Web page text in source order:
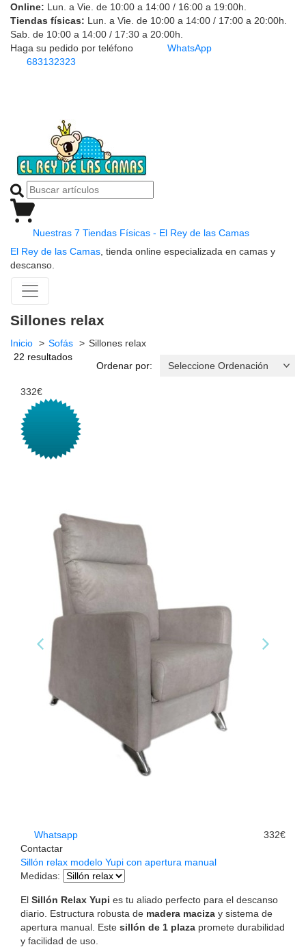
Online: Lun. a Vie. de 10:00 a 14:00 / 16:00 a 19:00h.
Tiendas físicas: Lun. a Vie. de 10:00 a 14:00 / 17:00 a 20:00h.
Sab. de 10:00 a 14:00 / 17:30 a 20:00h.
Haga su pedido por teléfono
683132323
WhatsApp
Nuestras 7 Tiendas Físicas - El Rey de las Camas
El Rey de las Camas , tienda online especializada en camas y
descanso.
Sillones relax
Inicio Sofás
Sillones relax
22 resultados
Ordenar por:
332€
Whatsapp
Contactar
332€
Sillón relax modelo Yupi con apertura manual
Medidas:
El Sillón Relax Yupi es tu aliado perfecto para el descanso
diario. Estructura robusta de madera maciza y sistema de
apertura manual. Este sillón de 1 plaza promete durabilidad
y facilidad de uso.